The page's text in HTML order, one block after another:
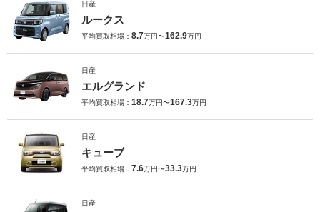
日産
ルークス
平均買取相場： 8.7万円〜162.9万円
日産
エルグランド
平均買取相場： 18.7万円〜167.3万円
日産
キューブ
平均買取相場： 7.6万円〜33.3万円
日産